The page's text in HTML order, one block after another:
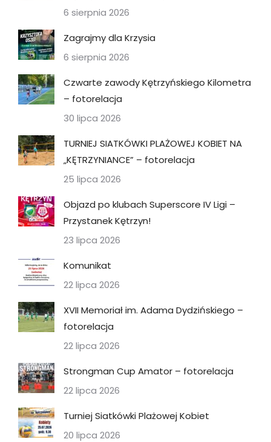
6 sierpnia 2026
Zagrajmy dla Krzysia
6 sierpnia 2026
Czwarte zawody Kętrzyńskiego Kilometra
– fotorelacja
30 lipca 2026
TURNIEJ SIATKÓWKI PLAŻOWEJ KOBIET NA
„KĘTRZYNIANCE” – fotorelacja
25 lipca 2026
Objazd po klubach Superscore IV Ligi –
Przystanek Kętrzyn!
23 lipca 2026
Komunikat
22 lipca 2026
XVII Memoriał im. Adama Dydzińskiego –
fotorelacja
22 lipca 2026
Strongman Cup Amator – fotorelacja
22 lipca 2026
Turniej Siatkówki Plażowej Kobiet
20 lipca 2026